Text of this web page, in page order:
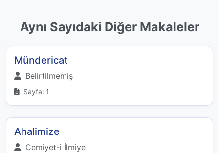
Aynı Sayıdaki Diğer Makaleler
Mündericat
Belirtilmemiş
Sayfa: 1
Ahalimize
Cemiyet-i İlmiye